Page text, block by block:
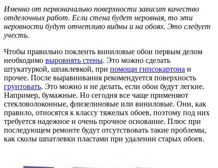
Именно от первоначально поверхности зависит качество
отделочных работ. Если стена будет неровная, то эти
неровности будут отчетливо видны и на обоях. Это следует
учесть.
Чтобы правильно поклеить виниловые обои первым делом
необходимо выровнять стены. Это можно сделать
штукатуркой, шпаклевкой, при помощи гипсокартона и
прочее. После выравнивания рекомендуется поверхность
грунтовать. Это можно и не делать, если обои будут легкие.
Например, бумажные. Но сегодня все чаще применяют
стекловолоконные, флизелиновые или виниловые. Они, как
правило, относятся к классу тяжелых обоев, поэтому под них
требуется надежное и очень прочное основание. Плюс при
последующем ремонте будут отсутствовать такие проблемы,
как сколы шпатлевки пластами при удалении старых обоев.